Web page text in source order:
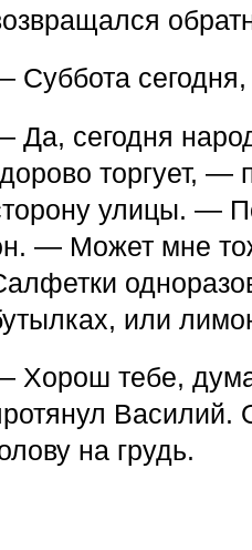
Суббота
Да, сегодня
торгует,
улицы. —
— Может мне
или
Хорош тебе,
Василий.
на грудь.